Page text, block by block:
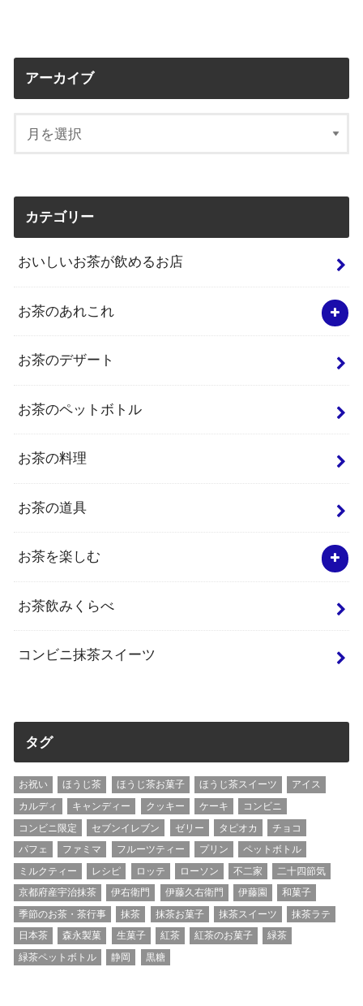
アーカイブ
カテゴリー
おいしいお茶が飲めるお店
お茶のあれこれ
お茶のデザート
お茶のペットボトル
お茶の料理
お茶の道具
お茶を楽しむ
お茶飲みくらべ
コンビニ抹茶スイーツ
タグ
お祝い ほうじ茶 ほうじ茶お菓子 ほうじ茶スイーツ
アイス
カルディ
キャンディー クッキー ケーキ
コンビニ
コンビニ限定
セブンイレブン ゼリー タピオカ
チョコ
パフェ
ファミマ フルーツティー プリン
ペットボトル
ミルクティー
レシピ ロッテ ローソン 不二家
二十四節気
京都府産宇治抹茶
伊右衛門 伊藤久右衛門 伊藤園
和菓子
季節のお茶・茶行事
抹茶 抹茶お菓子 抹茶スイーツ
抹茶ラテ
日本茶
森永製菓 生菓子 紅茶 紅茶のお菓子
緑茶
緑茶ペットボトル
静岡 黒糖